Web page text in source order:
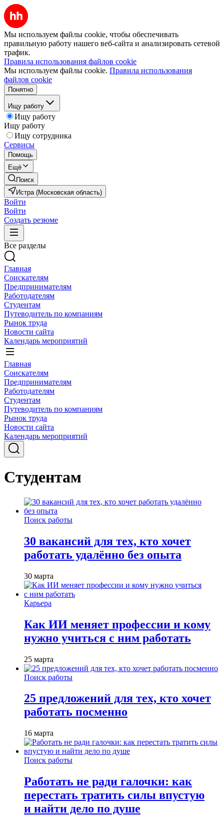
Мы используем файлы cookie, чтобы обеспечивать
правильную работу нашего веб-сайта и анализировать сетевой
трафик.
Правила использования файлов cookie
Мы используем файлы cookie. Правила использования
файлов cookie
Понятно
Ищу работу
Ищу работу
Ищу работу
Ищу сотрудника
Сервисы
Помощь
Ещё
Поиск
Истра (Московская область)
Войти
Войти
Создать резюме
Все разделы
Главная
Соискателям
Предпринимателям
Работодателям
Студентам
Путеводитель по компаниям
Рынок труда
Новости сайта
Календарь мероприятий
Главная
Соискателям
Предпринимателям
Работодателям
Студентам
Путеводитель по компаниям
Рынок труда
Новости сайта
Календарь мероприятий
Студентам
Поиск работы
30 вакансий для тех, кто хочет
работать удалённо без опыта
30 марта
Карьера
Как ИИ меняет профессии и кому
нужно учиться с ним работать
25 марта
Поиск работы
25 предложений для тех, кто хочет
работать посменно
16 марта
Поиск работы
Работать не ради галочки: как
перестать тратить силы впустую
и найти дело по душе